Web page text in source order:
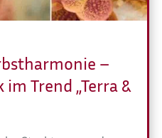
–
Trend „Terra &